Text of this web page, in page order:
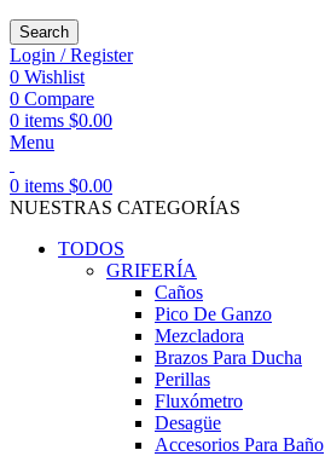
Search
Login / Register
0 Wishlist
0 Compare
0 items $0.00
Menu
0 items $0.00
NUESTRAS CATEGORÍAS
TODOS
GRIFERÍA
Caños
Pico De Ganzo
Mezcladora
Brazos Para Ducha
Perillas
Fluxómetro
Desagüe
Accesorios Para Baño